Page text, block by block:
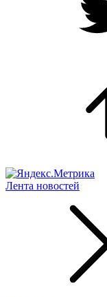
Лента новостей